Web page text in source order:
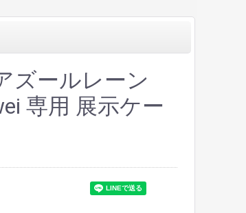
ズールレーン
専用 展示ケー